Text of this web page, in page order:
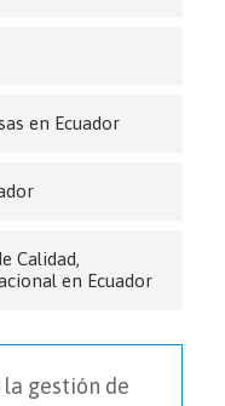
en Ecuador
Calidad,
en Ecuador
gestión de